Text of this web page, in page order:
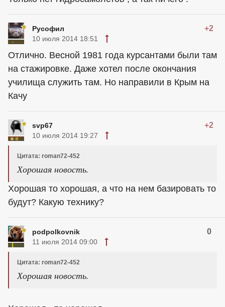
Русофил +2
10 июля 2014 18:51
Отлично. Весной 1981 года курсантами были там
на стажировке. Даже хотел после окончания
училища служить там. Но направили в Крым на
Качу
svp67 +2
10 июля 2014 19:27
Цитата: roman72-452
Хорошая новость.
Хорошая то хорошая, а что на нем базировать то
будут? Какую технику?
podpolkovnik 0
11 июля 2014 09:00
Цитата: roman72-452
Хорошая новость.